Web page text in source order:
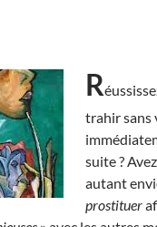
R
trahir sans
suite ?
autant
prostituer